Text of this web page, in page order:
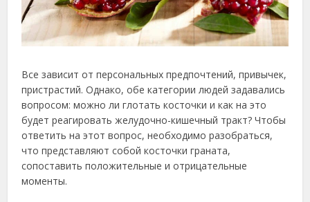
Все зависит от персональных предпочтений, привычек,
пристрастий. Однако, обе категории людей задавались
вопросом: можно ли глотать косточки и как на это
будет реагировать желудочно-кишечный тракт? Чтобы
ответить на этот вопрос, необходимо разобраться,
что представляют собой косточки граната,
сопоставить положительные и отрицательные
моменты.